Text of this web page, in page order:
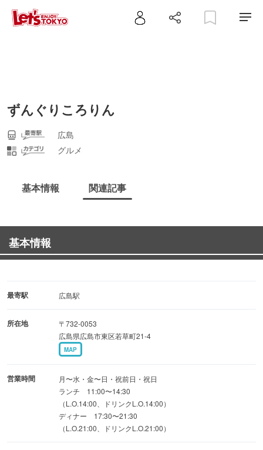
ずんぐりころりん
広島
グルメ
基本情報 関連記事
基本情報
最寄駅 広島駅
所在地
〒732-0053
広島県広島市東区若草町21-4
MAP
営業時間
月〜水・金〜日・祝前日・祝日
ランチ 11:00〜14:30
（L.O.14:00、ドリンクL.O.14:00）
ディナー 17:30〜21:30
（L.O.21:00、ドリンクL.O.21:00）